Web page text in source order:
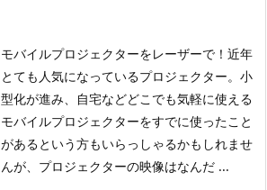
モバイルプロジェクターをレーザーで！ 近年
とても人気になっているプロジェクター。小
型化が進み、自宅などどこでも気軽に使える
モバイルプロジェクターをすでに使ったこと
があるという方もいらっしゃるかもしれませ
んが、プロジェクターの映像はなんだ ...